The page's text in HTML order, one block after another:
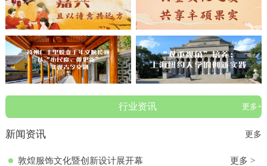
行业资讯 更多+
新闻资讯 更多
敦煌服饰文化暨创新设计展开幕 更多 >